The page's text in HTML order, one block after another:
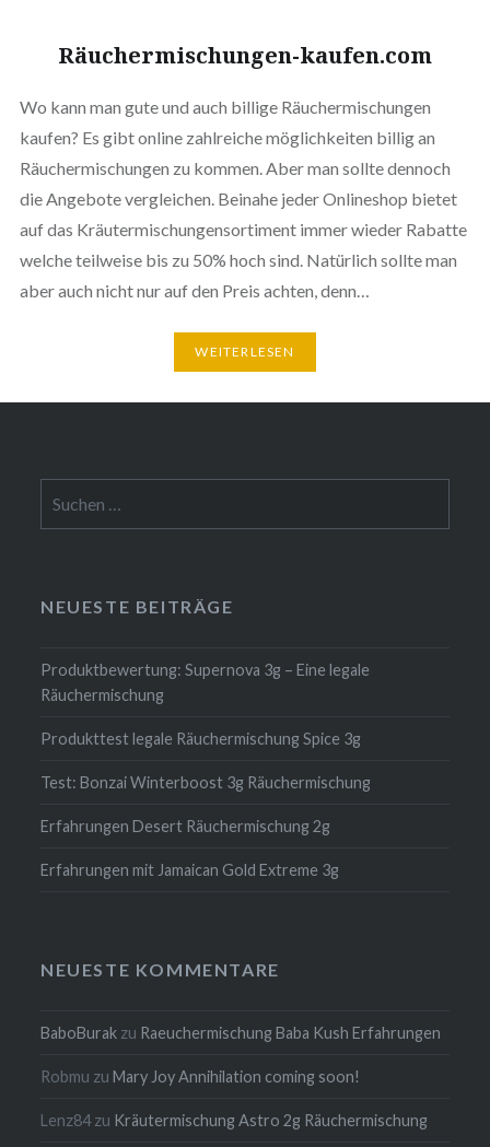
Räuchermischungen-kaufen.com
Wo kann man gute und auch billige Räuchermischungen
kaufen? Es gibt online zahlreiche möglichkeiten billig an
Räuchermischungen zu kommen. Aber man sollte dennoch
die Angebote vergleichen. Beinahe jeder Onlineshop bietet
auf das Kräutermischungensortiment immer wieder Rabatte
welche teilweise bis zu 50% hoch sind. Natürlich sollte man
aber auch nicht nur auf den Preis achten, denn…
WEITERLESEN
nach:
NEUESTE BEITRÄGE
Produktbewertung: Supernova 3g – Eine legale
Räuchermischung
Produkttest legale Räuchermischung Spice 3g
Test: Bonzai Winterboost 3g Räuchermischung
Erfahrungen Desert Räuchermischung 2g
Erfahrungen mit Jamaican Gold Extreme 3g
NEUESTE KOMMENTARE
BaboBurak zu Raeuchermischung Baba Kush Erfahrungen
Robmu zuMary Joy Annihilation coming soon!
Lenz84zu Kräutermischung Astro 2g Räuchermischung